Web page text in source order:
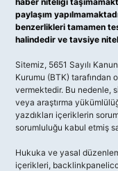
paylaşım
benzerlikleri tamamen
halindedir ve tavsiye
Sitemiz, 5651 Sayılı
Kurumu (BTK) tarafından
vermektedir. Bu nedenle,
veya araştırma
yazdıkları içeriklerin
sorumluluğu kabul etmiş
Hukuka ve yasal
içerikleri,